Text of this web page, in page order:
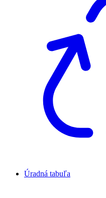
Úradná tabuľa